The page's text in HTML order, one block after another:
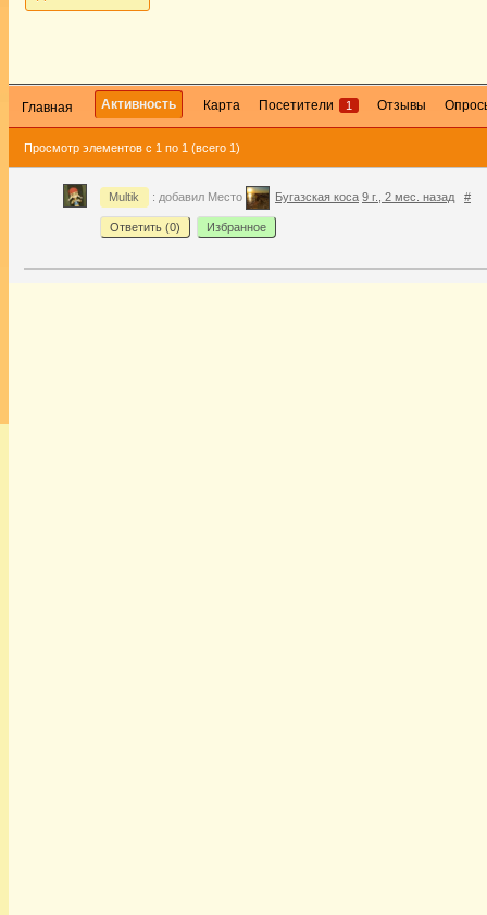
Главная Активность Карта Посетители 1 Отзывы
Просмотр элементов с 1 по 1 (всего 1)
Multik : добавил Место Бугазская коса 9 г., 2 мес. назад #
Ответить (0) Избранное